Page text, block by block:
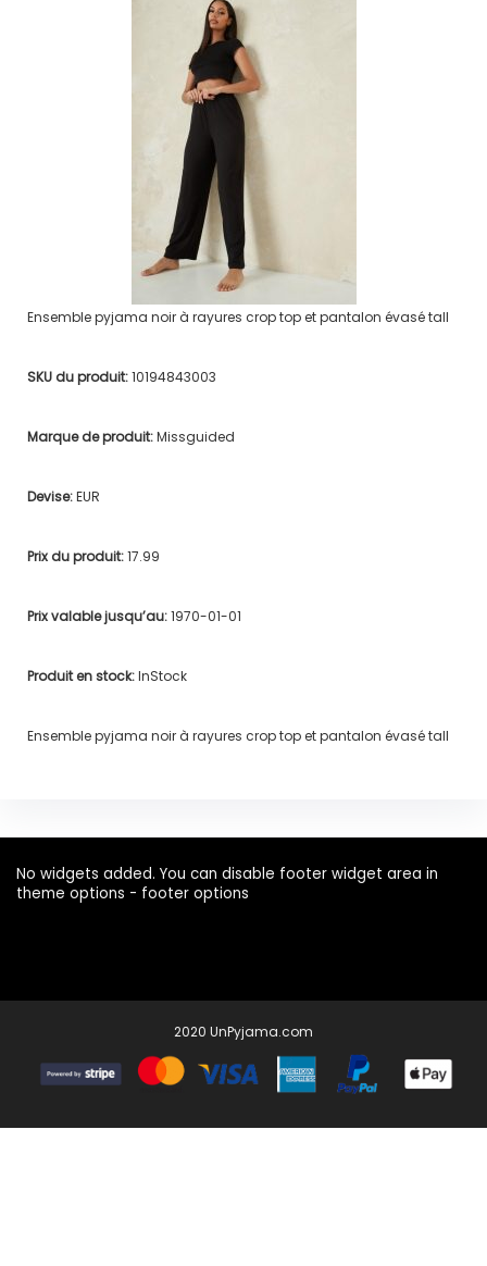
Ensemble pyjama noir à rayures crop top et pantalon évasé tall
SKU du produit:10194843003
Marque de produit:Missguided
Devise:EUR
Prix du produit:17.99
Prix valable jusqu’au:1970-01-01
Produit en stock:InStock
Ensemble pyjama noir à rayures crop top et pantalon évasé tall
No widgets added. You can disable footer widget area in
theme options - footer options
2020 UnPyjama.com